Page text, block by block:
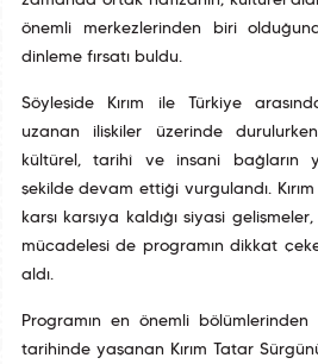
önemli merkezlerinden biri
dinleme fırsatı buldu.
Söyleşide Kırım ile Türkiye
uzanan ilişkiler üzerinde
kültürel, tarihî ve insani bağların
şekilde devam ettiği vurgulandı.
karşı karşıya kaldığı siyasi
mücadelesi de programın dikkat
aldı.
Programın en önemli
tarihinde yaşanan Kırım Tatar